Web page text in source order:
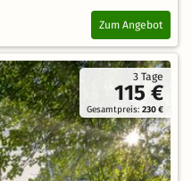
Zum Angebot
3 Tage
115 €
Gesamtpreis: 230 €